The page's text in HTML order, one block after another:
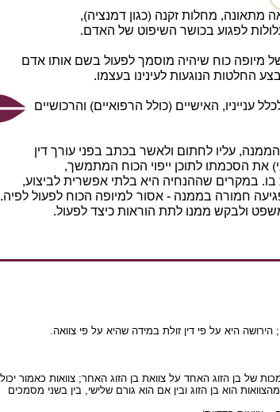
מתאונה, מחלות זקנה (כגון דמנציה),
לפגוע בכושר השיפוט של האדם.
מיופה כוח שיהיה מוסמך לפעול בשם אותו אדם
החלטות הנוגעות לעינינו בעצמו.
ענייניו, האישיים (כולל הרפואיים) והרכושיים
עליו לחתום ולאשר בכתב בפני עורך דין
את הסכמתו לתוכן ייפוי הכוח המתמשך,
במקרים שההנחיה היא בלתי אפשרית לביצוע,
חמורה בממנה - אסור למיופה הכוח לפעול לפיה.
ולבקש ממנו לתת הוראות כיצד לפעול.
הוא בן הזוג ובין אם הוא גורם שלישי, בין בשני מסמכים